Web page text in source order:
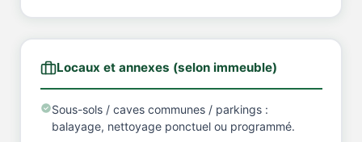
Locaux et annexes (selon immeuble)
Sous-sols / caves communes / parkings :
balayage, nettoyage ponctuel ou programmé.